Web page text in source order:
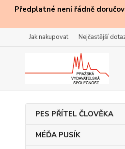
Předplatné není řádně
Jak nakupovat Nejčastější
PES PŘÍTEL ČLOVĚKA
MÉĎA PUSÍK